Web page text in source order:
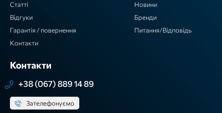
Статті
Відгуки
Гарантія / повернення
Контакти
Новини
Бренди
Питання/Відповідь
Контакти
+38 (067) 889 14 89
Зателефонуємо